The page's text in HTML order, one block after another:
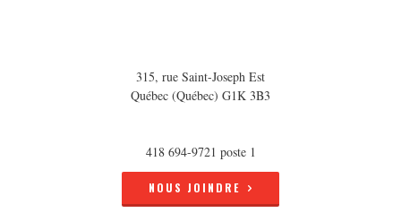
315, rue Saint-Joseph Est
Québec (Québec) G1K 3B3
418 694-9721 poste 1
NOUS JOINDRE